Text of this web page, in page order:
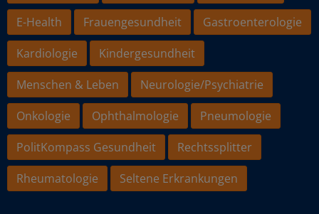
E-Health
Frauengesundheit
Gastroenterologie
Kardiologie
Kindergesundheit
Menschen & Leben
Neurologie/Psychiatrie
Onkologie
Ophthalmologie
Pneumologie
PolitKompass Gesundheit
Rechtssplitter
Rheumatologie
Seltene Erkrankungen